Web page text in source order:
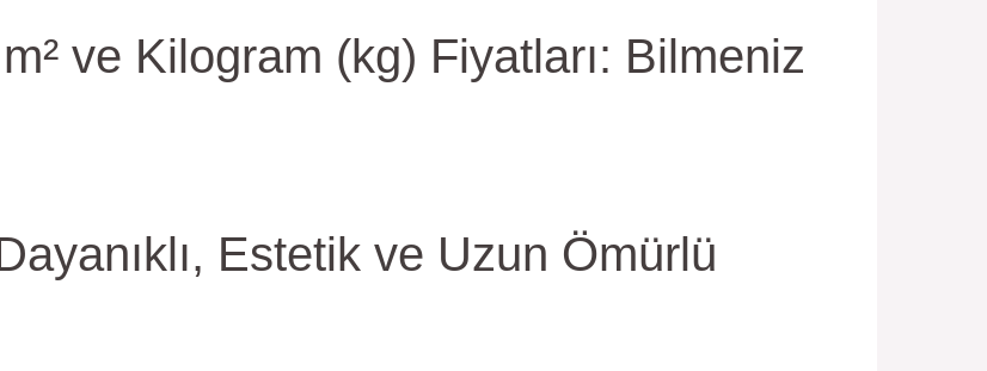
ve Kilogram (kg) Fiyatları: Bilmeniz
Estetik ve Uzun Ömürlü